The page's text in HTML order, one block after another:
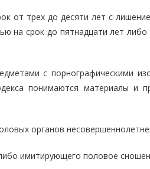
от трех до десяти лет с
на срок до пятнадцати лет
с порнографическими
понимаются материалы и
органов
имитирующего половое